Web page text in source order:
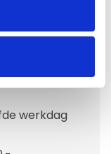
set
werkdag